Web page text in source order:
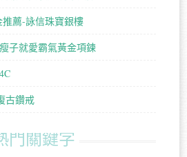
薦-詠信珠寶銀樓
子就愛霸氣黃金項鍊
古鑽戒
門關鍵字